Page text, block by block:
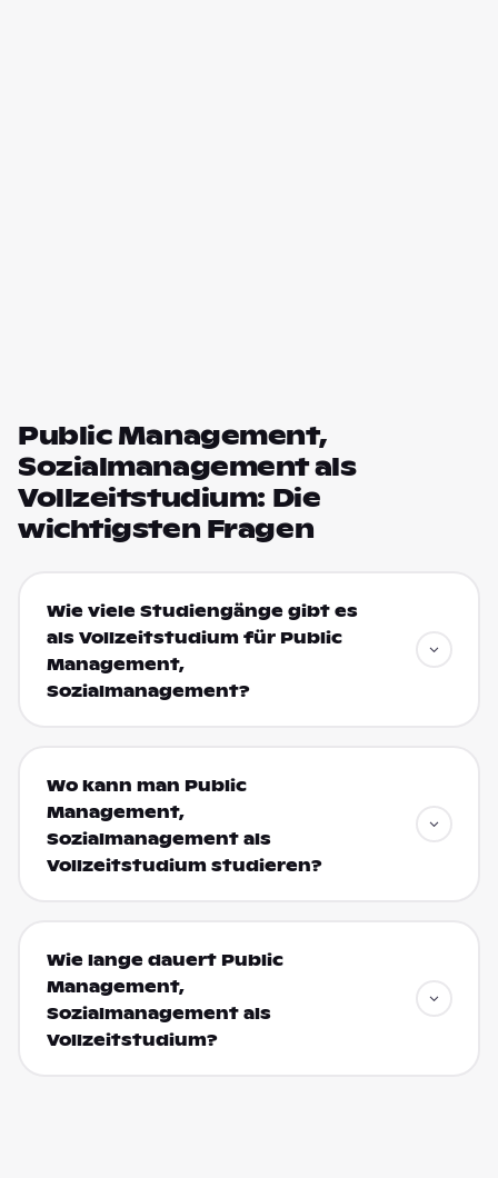
Public Management,
Sozialmanagement als
Vollzeitstudium: Die
wichtigsten Fragen
Wie viele Studiengänge gibt es
als Vollzeitstudium für Public
Management,
Sozialmanagement?
Wo kann man Public
Management,
Sozialmanagement als
Vollzeitstudium studieren?
Wie lange dauert Public
Management,
Sozialmanagement als
Vollzeitstudium?